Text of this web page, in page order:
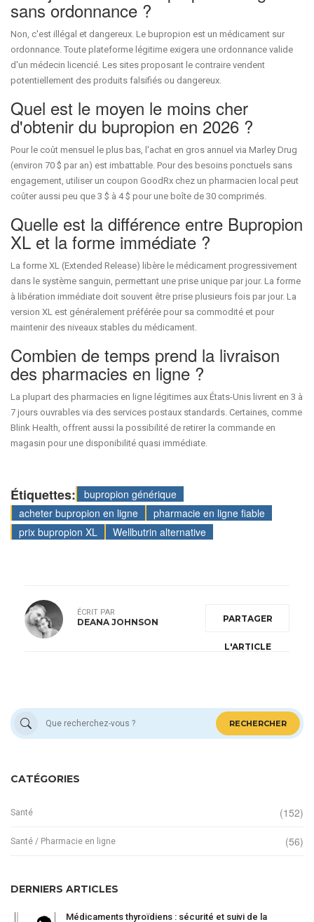
sans ordonnance ?
Non, c'est illégal et dangereux. Le bupropion est un médicament sur
ordonnance. Toute plateforme légitime exigera une ordonnance valide
d'un médecin licencié. Les sites proposant le contraire vendent
potentiellement des produits falsifiés ou dangereux.
Quel est le moyen le moins cher
d'obtenir du bupropion en 2026 ?
Pour le coût mensuel le plus bas, l'achat en gros annuel via Marley Drug
(environ 70 $ par an) est imbattable. Pour des besoins ponctuels sans
engagement, utiliser un coupon GoodRx chez un pharmacien local peut
coûter aussi peu que 3 $ à 4 $ pour une boîte de 30 comprimés.
Quelle est la différence entre Bupropion
XL et la forme immédiate ?
La forme XL (Extended Release) libère le médicament progressivement
dans le système sanguin, permettant une prise unique par jour. La forme
à libération immédiate doit souvent être prise plusieurs fois par jour. La
version XL est généralement préférée pour sa commodité et pour
maintenir des niveaux stables du médicament.
Combien de temps prend la livraison
des pharmacies en ligne ?
La plupart des pharmacies en ligne légitimes aux États-Unis livrent en 3 à
7 jours ouvrables via des services postaux standards. Certaines, comme
Blink Health, offrent aussi la possibilité de retirer la commande en
magasin pour une disponibilité quasi immédiate.
Étiquettes:
bupropion générique
acheter bupropion en ligne
pharmacie en ligne fiable
prix bupropion XL
Wellbutrin alternative
PARTAGER
L'ARTICLE
ÉCRIT PAR
DEANA JOHNSON
RECHERCHER
CATÉGORIES
Santé (152)
Santé / Pharmacie en ligne (56)
DERNIERS ARTICLES
Médicaments thyroïdiens : sécurité et suivi de la